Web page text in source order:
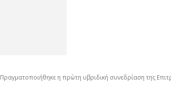
Πραγματοποιήθηκε η πρώτη υβριδική συνεδρίαση της